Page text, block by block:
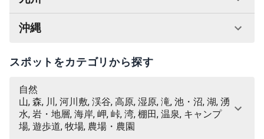
沖縄
スポットをカテゴリから探す
自然
山, 森, 川, 河川敷, 渓谷, 高原, 湿原, 滝, 池・沼, 湖, 湧
水, 岩・地層, 海岸, 岬, 峠, 湾, 棚田, 温泉, キャンプ
場, 遊歩道, 牧場, 農場・農園